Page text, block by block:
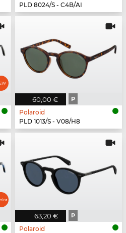
PLD 8024/S - C4B/AI
60,00 € P
Polaroid
PLD 1013/S - V08/H8
63,20 € P
Polaroid